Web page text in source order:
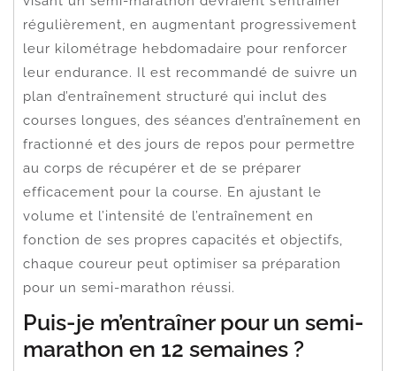
régulièrement, en augmentant progressivement
leur kilométrage hebdomadaire pour renforcer
leur endurance. Il est recommandé de suivre un
plan d’entraînement structuré qui inclut des
courses longues, des séances d’entraînement en
fractionné et des jours de repos pour permettre
au corps de récupérer et de se préparer
efficacement pour la course. En ajustant le
volume et l’intensité de l’entraînement en
fonction de ses propres capacités et objectifs,
chaque coureur peut optimiser sa préparation
pour un semi-marathon réussi.
Puis-je m’entraîner pour un semi-
marathon en 12 semaines ?